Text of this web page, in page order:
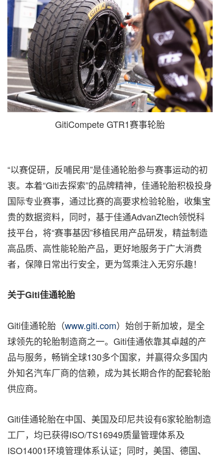
GitiCompete GTR1赛事轮胎
“以赛促研，反哺民用”是佳通轮胎参与赛事运动的初
衷。本着“Giti去探索”的品牌精神，佳通轮胎积极投身
国际专业赛事，通过比赛的高要求检验轮胎，收集宝
贵的数据资料，同时，基于佳通AdvanZtech领悦科
技平台，将“赛事基因”移植民用产品研发，精益制造
高品质、高性能轮胎产品，更好地服务于广大消费
者，保障日常出行安全，更为驾乘注入无穷乐趣！
关于Giti佳通轮胎
Giti佳通轮胎（www.giti.com）始创于新加坡，是全
球领先的轮胎制造商之一。Giti佳通依靠其卓越的产
品与服务，畅销全球130多个国家，并赢得众多国内
外知名汽车厂商的信赖，成为其长期合作的配套轮胎
供应商。
Giti佳通轮胎在中国、美国及印尼共设有6家轮胎制造
工厂，均已获得ISO/TS16949质量管理体系及
ISO14001环境管理体系认证；同时，美国、德国、